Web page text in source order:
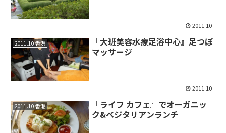
2011.10
2011.10 香港
『大班美容水療足浴中心』足つぼ
マッサージ
2011.10
2011.10 香港
『ライフ カフェ』でオーガニッ
ク&ベジタリアンランチ